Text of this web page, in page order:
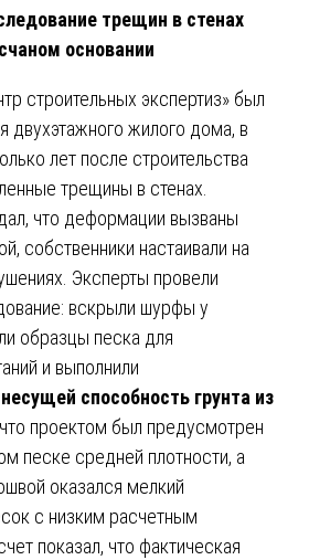
трещин в стенах
основании
строительных экспертиз» был
двухэтажного жилого дома, в
лет после строительства
трещины в стенах.
что деформации вызваны
собственники настаивали на
Эксперты провели
вскрыли шурфы у
образцы песка для
и выполнили
способность грунта из
что проектом был предусмотрен
песке средней плотности, а
оказался мелкий
с низким расчетным
показал, что фактическая